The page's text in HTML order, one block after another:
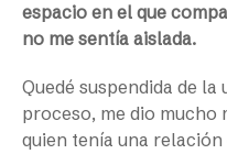
espacio en el que
no me sentía aislada.
Quedé suspendida de la
proceso, me dio mucho
quien tenía una